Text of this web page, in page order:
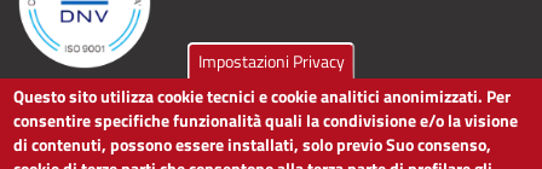
LINK UTILI
Impostazioni Privacy
Questo sito utilizza cookie tecnici e cookie analitici anonimizzati. Per
consentire specifiche funzionalità quali la condivisione e/o la visione
di contenuti, possono essere installati, solo previo Suo consenso,